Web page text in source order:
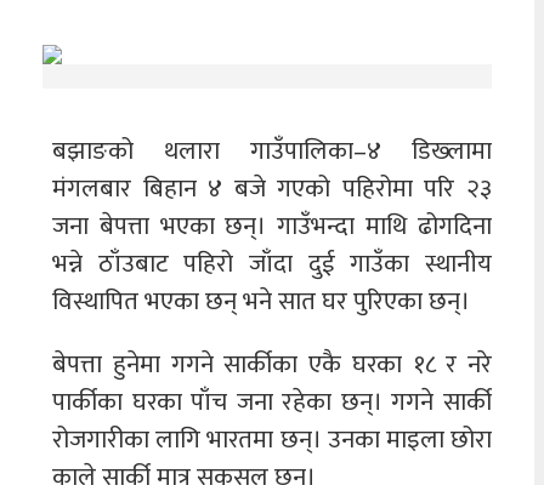
बझाङको थलारा गाउँपालिका–४ डिख्लामा
मंगलबार बिहान ४ बजे गएको पहिरोमा परि २३
जना बेपत्ता भएका छन्। गाउँभन्दा माथि ढोगदिना
भन्ने ठाँउबाट पहिरो जाँदा दुई गाउँका स्थानीय
विस्थापित भएका छन् भने सात घर पुरिएका छन्।
बेपत्ता हुनेमा गगने सार्कीका एकै घरका १८ र नरे
पार्कीका घरका पाँच जना रहेका छन्। गगने सार्की
रोजगारीका लागि भारतमा छन्। उनका माइला छोरा